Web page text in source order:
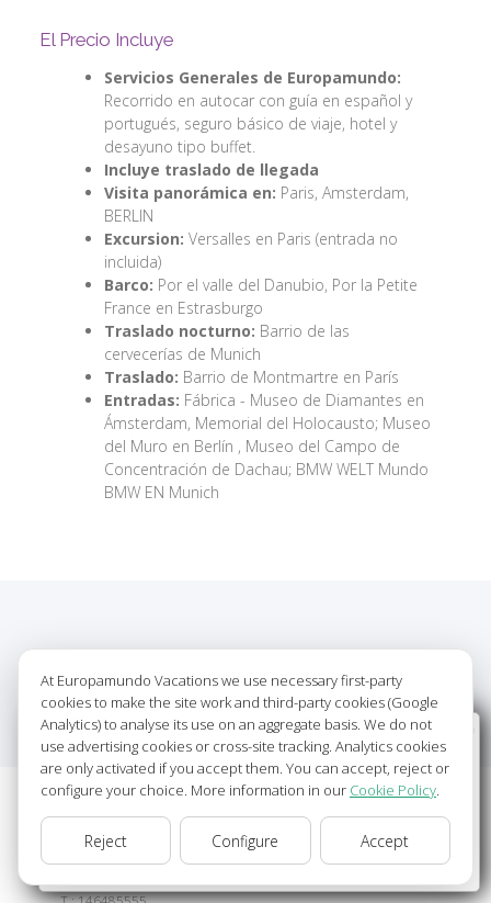
El Precio Incluye
Servicios Generales de Europamundo:
Recorrido en autocar con guía en español y
portugués, seguro básico de viaje, hotel y
desayuno tipo buffet.
Incluye traslado de llegada
Visita panorámica en: Paris, Amsterdam,
BERLIN
Excursion: Versalles en Paris (entrada no
incluida)
Barco: Por el valle del Danubio, Por la Petite
France en Estrasburgo
Traslado nocturno: Barrio de las
cervecerías de Munich
Traslado: Barrio de Montmartre en París
Entradas: Fábrica - Museo de Diamantes en
Ámsterdam, Memorial del Holocausto; Museo
del Muro en Berlín , Museo del Campo de
Concentración de Dachau; BMW WELT Mundo
BMW EN Munich
PlannedHotels
Hoteles Previstos
Wellcome to Europamundo Vacations, your in the
international site of:
Bienvenido a Europamundo Vacaciones, está usted en el
sitio internacional de:
USA(en) change/cambiar
At Europamundo Vacations we use necessary first-party
cookies to make the site work and third-party cookies (Google
Analytics) to analyse its use on an aggregate basis. We do not
use advertising cookies or cross-site tracking. Analytics cookies
are only activated if you accept them. You can accept, reject or
configure your choice. More information in our Cookie Policy.
Reject Configure Accept